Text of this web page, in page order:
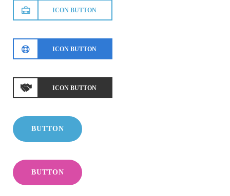
ICON BUTTON
ICON BUTTON
ICON BUTTON
BUTTON
BUTTON